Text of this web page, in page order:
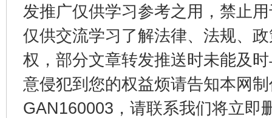
发推广仅供学习参考之用，禁止
仅供交流学习了解法律、法规、
权，部分文章转发推送时未能及
意侵犯到您的权益烦请告知本网
GAN160003，请联系我们将立即
东山县通报“牛蛙产品抗生素超标问题” 法